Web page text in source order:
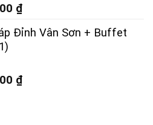
₫
Đỉnh Vân Sơn + Buffet
₫